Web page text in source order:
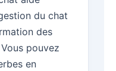
du chat
des
pouvez
en